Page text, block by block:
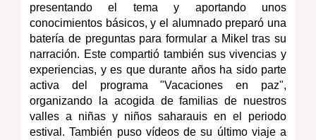
presentando el tema y aportando unos
conocimientos básicos, y el alumnado preparó una
batería de preguntas para formular a Mikel tras su
narración. Este compartió también sus vivencias y
experiencias, y es que durante años ha sido parte
activa del programa "Vacaciones en paz",
organizando la acogida de familias de nuestros
valles a niñas y niños saharauis en el periodo
estival. También puso vídeos de su último viaje a